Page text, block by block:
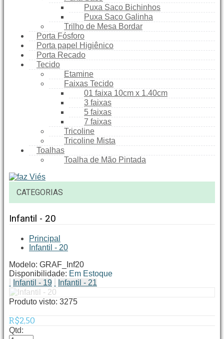
Puxa Saco Bichinhos
Puxa Saco Galinha
Trilho de Mesa Bordar
Porta Fósforo
Porta papel Higiênico
Porta Recado
Tecido
Etamine
Faixas Tecido
01 faixa 10cm x 1.40cm
3 faixas
5 faixas
7 faixas
Tricoline
Tricoline Mista
Toalhas
Toalha de Mão Pintada
CATEGORIAS
Infantil - 20
Principal
Infantil - 20
Modelo: GRAF_Inf20
Disponibilidade: Em Estoque
Infantil - 19
Infantil - 21
Produto visto: 3275
R$2,50
Qtd: